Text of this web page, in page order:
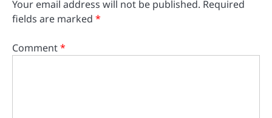
Your email address will not be published. Required
fields are marked *
Comment*